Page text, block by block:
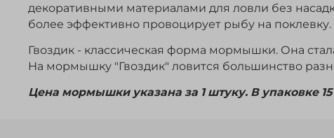
декоративными материалами для ловли без
более эффективно провоцирует рыбу на поклевку.
Гвоздик - классическая форма мормышки. Она
На мормышку "Гвоздик" ловится большинство
Цена мормышки указана за 1 штуку. В упаковке